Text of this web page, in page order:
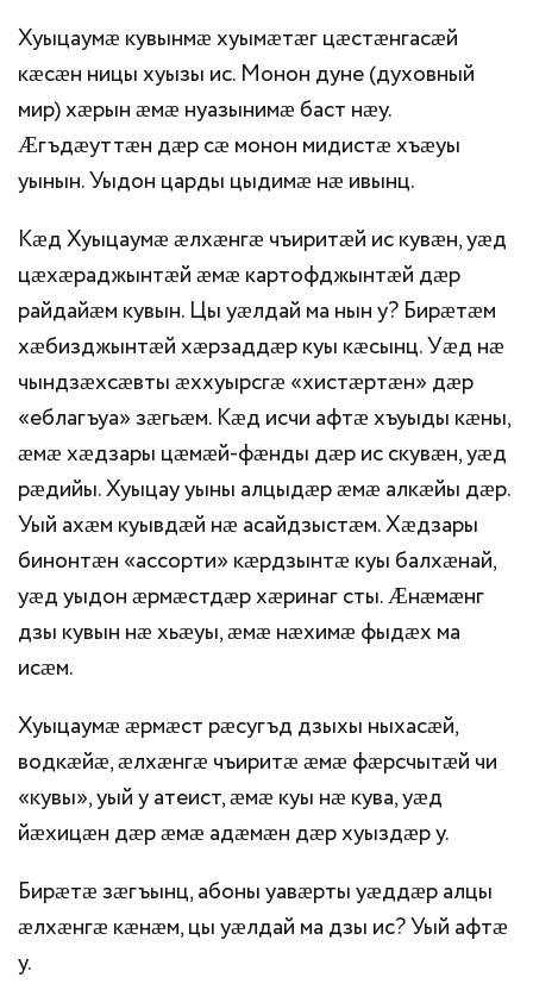
Хуыцаумӕ кувынмӕ хуымӕтӕг цӕстӕнгасӕй
кӕсӕн ницы хуызы ис. Монон дуне (духовный
мир) хӕрын ӕмӕ нуазынимӕ баст нӕу.
Ӕгъдӕуттӕн дӕр сӕ монон мидистӕ хъӕуы
уынын. Уыдон царды цыдимӕ нӕ ивынц.
Кӕд Хуыцаумӕ ӕлхӕнгӕ чъиритӕй ис кувӕн, уӕд
цӕхӕраджынтӕй ӕмӕ картофджынтӕй дӕр
райдайӕм кувын. Цы уӕлдай ма нын у? Бирӕтӕм
хӕбизджынтӕй хӕрзаддӕр куы кӕсынц. Уӕд нӕ
чындзӕхсӕвты ӕххуырсгӕ «хистӕртӕн» дӕр
«еблагъуа» зӕгьӕм. Кӕд исчи афтӕ хъуыды кӕны,
ӕмӕ хӕдзары цӕмӕй-фӕнды дӕр ис скувӕн, уӕд
рӕдийы. Хуыцау уыны алцыдӕр ӕмӕ алкӕйы дӕр.
Уый ахӕм куывдӕй нӕ асайдзыстӕм. Хӕдзары
бинонтӕн «ассорти» кӕрдзынтӕ куы балхӕнай,
уӕд уыдон ӕрмӕстдӕр хӕринаг сты. Ӕнӕмӕнг
дзы кувын нӕ хьӕуы, ӕмӕ нӕхимӕ фыдӕх ма
исӕм.
Хуыцаумӕ ӕрмӕст рӕсугъд дзыхы ныхасӕй,
водкӕйӕ, ӕлхӕнгӕ чъиритӕ ӕмӕ фӕрсчытӕй чи
«кувы», уый у атеист, ӕмӕ куы нӕ кува, уӕд
йӕхицӕн дӕр ӕмӕ адӕмӕн дӕр хуыздӕр у.
Бирӕтӕ зӕгъынц, абоны уавӕрты уӕддӕр алцы
ӕлхӕнгӕ кӕнӕм, цы уӕлдай ма дзы ис? Уый афтӕ
у.